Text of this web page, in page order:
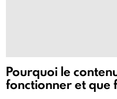
Pourquoi le
fonctionner et que